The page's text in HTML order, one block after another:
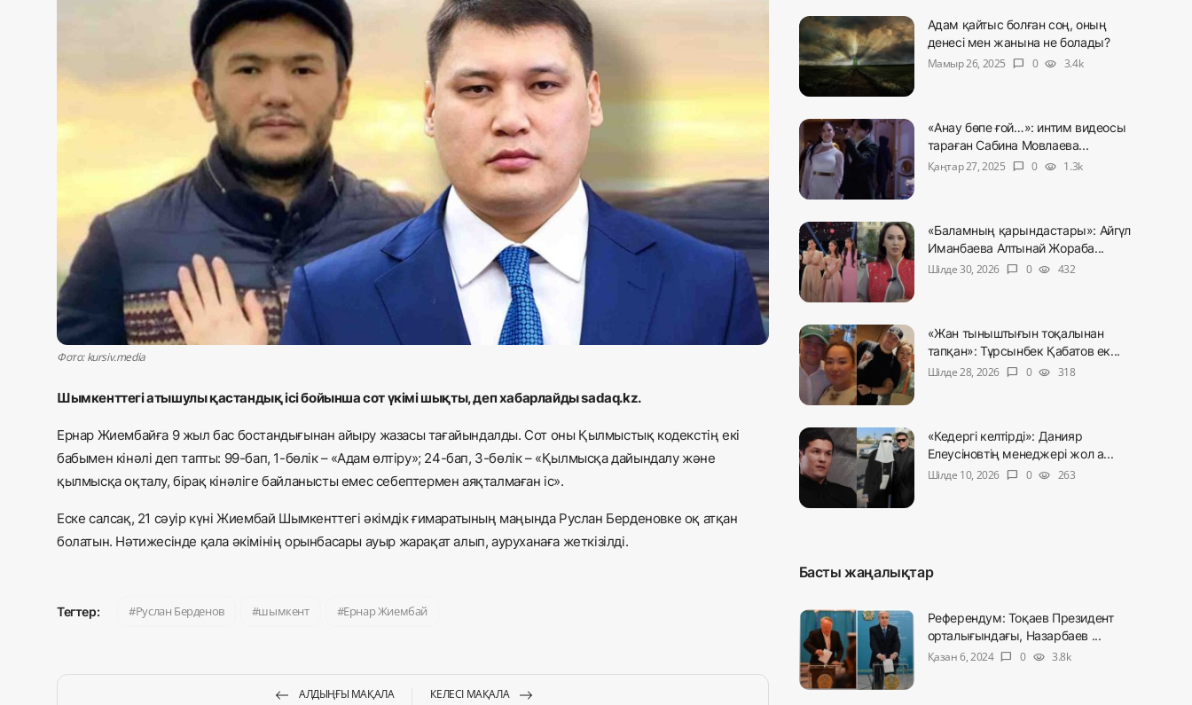
Журналистік зерттеу
Қазақ тілі
Фото: kursiv.media
Шымкенттегі атышулы қастандық ісі бойынша сот үкімі шықты, деп хабарлайды sadaq.kz.
Ернар Жиембайға 9 жыл бас бостандығынан айыру жазасы тағайындалды. Сот оны Қылмыстық кодекстің екі
бабымен кінәлі деп тапты: 99-бап, 1-бөлік – «Адам өлтіру»; 24-бап, 3-бөлік – «Қылмысқа дайындалу және
қылмысқа оқталу, бірақ кінәліге байланысты емес себептермен аяқталмаған іс».
Еске салсақ, 21 сәуір күні Жиембай Шымкенттегі әкімдік ғимаратының маңында Руслан Берденовке оқ атқан
болатын. Нәтижесінде қала әкімінің орынбасары ауыр жарақат алып, ауруханаға жеткізілді.
Тегтер: Руслан Берденов шымкент Ернар Жиембай
АЛДЫҢҒЫ МАҚАЛА КЕЛЕСІ МАҚАЛА
Адам қайтыс болған соң, оның
денесі мен жанына не болады?
Мамыр 26, 2025
chat_bubble 0 visibility 3.4k
«Анау бөпе ғой…»: интим видеосы
тараған Сабина Мовлаева...
Қаңтар 27, 2025
chat_bubble 0 visibility 1.3k
«Баламның қарындастары»: Айгүл
Иманбаева Алтынай Жораба...
Шілде 30, 2026
chat_bubble 0 visibility 432
«Жан тыныштығын тоқалынан
тапқан»: Тұрсынбек Қабатов ек...
Шілде 28, 2026
chat_bubble 0 visibility 318
«Кедергі келтірді»: Данияр
Елеусіновтің менеджері жол а...
Шілде 10, 2026
chat_bubble 0 visibility 263
Басты жаңалықтар
Референдум: Тоқаев Президент
орталығындағы, Назарбаев ...
Қазан 6, 2024 chat_bubble 0 visibility 3.8k